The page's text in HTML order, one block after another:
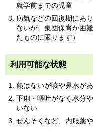
就学前までの児童
病気などの回復期にあ
ないが、集団保育が困
たものに限ります）
利用可能な状態
熱はないが咳や鼻水が
下痢・嘔吐がなく水分
いない
ぜんそくなど、内服薬